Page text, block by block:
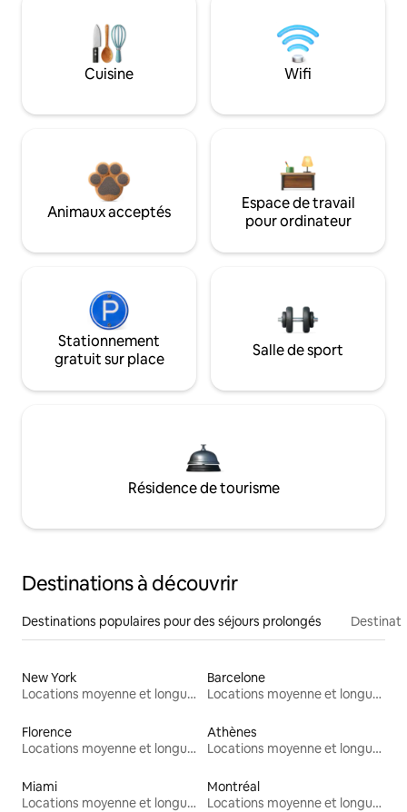
Cuisine Wifi
Animaux acceptés
Espace de travail
pour ordinateur
Stationnement
gratuit sur place
Salle de sport
Résidence de tourisme
Destinations à découvrir
Destinations populaires pour des séjours prolongés
New York
Locations moyenne et longue durée
Barcelone
Locations moyenne et longue durée
Florence
Locations moyenne et longue durée
Athènes
Locations moyenne et longue durée
Miami
Locations moyenne et longue durée
Montréal
Locations moyenne et longue durée